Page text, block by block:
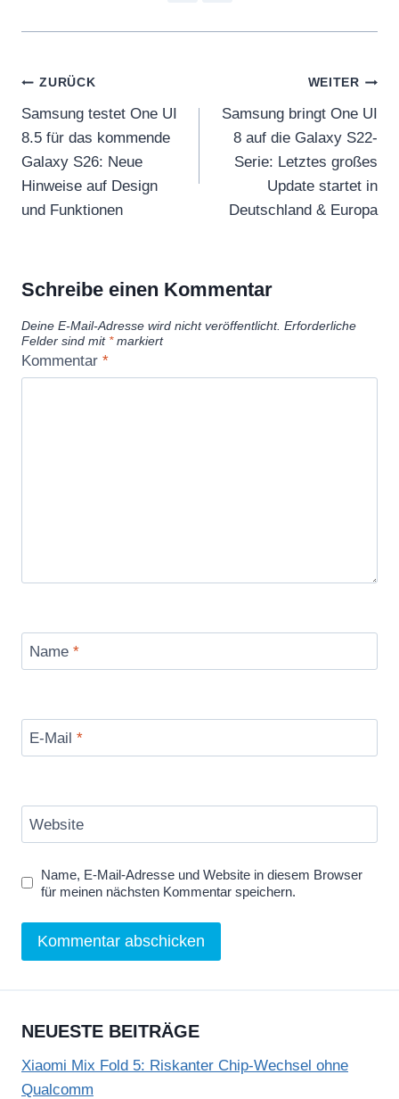
Beitragsnavigation
ZURÜCK
Samsung testet One UI
8.5 für das kommende
Galaxy S26: Neue
Hinweise auf Design
und Funktionen
WEITER
Samsung bringt One UI
8 auf die Galaxy S22-
Serie: Letztes großes
Update startet in
Deutschland & Europa
Schreibe einen Kommentar
Deine E-Mail-Adresse wird nicht veröffentlicht. Erforderliche
Felder sind mit *markiert
Kommentar *
Name *
E-Mail *
Website
Name, E-Mail-Adresse und Website in diesem Browser
für meinen nächsten Kommentar speichern.
NEUESTE BEITRÄGE
Xiaomi Mix Fold 5: Riskanter Chip-Wechsel ohne
Qualcomm